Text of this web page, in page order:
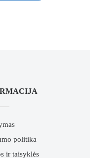
politika
ir taisyklės